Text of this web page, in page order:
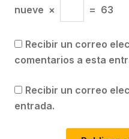
nueve × = 63
Recibir un correo
comentarios a esta
Recibir un correo
entrada.